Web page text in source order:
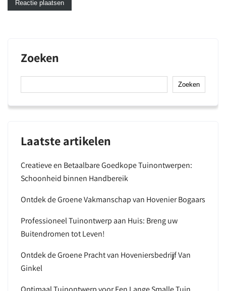
Zoeken
Zoeken
Laatste artikelen
Creatieve en Betaalbare Goedkope Tuinontwerpen:
Schoonheid binnen Handbereik
Ontdek de Groene Vakmanschap van Hovenier Bogaars
Professioneel Tuinontwerp aan Huis: Breng uw
Buitendromen tot Leven!
Ontdek de Groene Pracht van Hoveniersbedrijf Van
Ginkel